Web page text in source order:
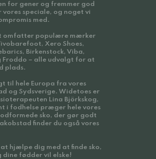
for gener og fremmer god
vores speciale, og noget vi
med.
omfatter populære mærker
Xero Shoes,
Birkenstock, Viba,
Froddo – alle udvalgt for at
plads.
til hele Europa fra vores
og Sydsverige. Widetoes er
Lina Björkskog,
i fodhelse præger hele vores
sko, der gør godt
finder du også vores
hjælpe dig med at finde sko,
dine fødder vil elske!